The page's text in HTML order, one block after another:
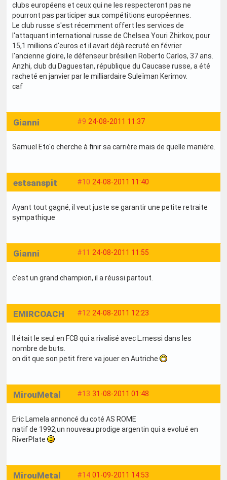
clubs européens et ceux qui ne les respecteront pas ne
pourront pas participer aux compétitions européennes.
Le club russe s'est récemment offert les services de
l'attaquant international russe de Chelsea Youri Zhirkov, pour
15,1 millions d'euros et il avait déjà recruté en février
l'ancienne gloire, le défenseur brésilien Roberto Carlos, 37 ans.
Anzhi, club du Daguestan, république du Caucase russe, a été
racheté en janvier par le milliardaire Suleïman Kerimov.
caf
#9 24-08-2011 11:37
Gianni
Samuel Eto'o cherche à finir sa carrière mais de quelle manière.
#10 24-08-2011 11:40
estsanspit
Ayant tout gagné, il veut juste se garantir une petite retraite
sympathique
#11 24-08-2011 11:55
Gianni
c'est un grand champion, il a réussi partout.
#12 24-08-2011 12:23
EMIRCOACH
Il était le seul en FCB qui a rivalisé avec L.messi dans les
nombre de buts.
on dit que son petit frere va jouer en Autriche
#13 31-08-2011 01:48
MirouMetal
Eric Lamela annoncé du coté AS ROME
natif de 1992,un nouveau prodige argentin qui a evolué en
RiverPlate
#14 01-09-2011 14:53
MirouMetal